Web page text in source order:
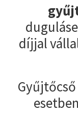
díjjal
esetben